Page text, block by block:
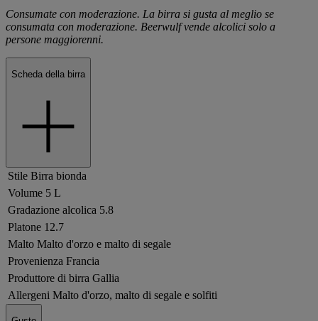
Consumate con moderazione. La birra si gusta al meglio se
consumata con moderazione. Beerwulf vende alcolici solo a
persone maggiorenni.
Scheda della birra
Stile Birra bionda
Volume 5 L
Gradazione alcolica 5.8
Platone 12.7
Malto Malto d'orzo e malto di segale
Provenienza Francia
Produttore di birra Gallia
Allergeni Malto d'orzo, malto di segale e solfiti